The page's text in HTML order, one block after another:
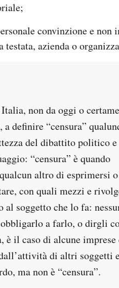
convinzione e non
azienda o
non da oggi o
definire “censura”
del dibattito politico e
“censura” è quando
altro di esprimersi
con quali mezzi e
al soggetto che lo fa:
a farlo, o dirgli
è il caso di alcune imprese
di altri soggetti
ma non è “censura”.